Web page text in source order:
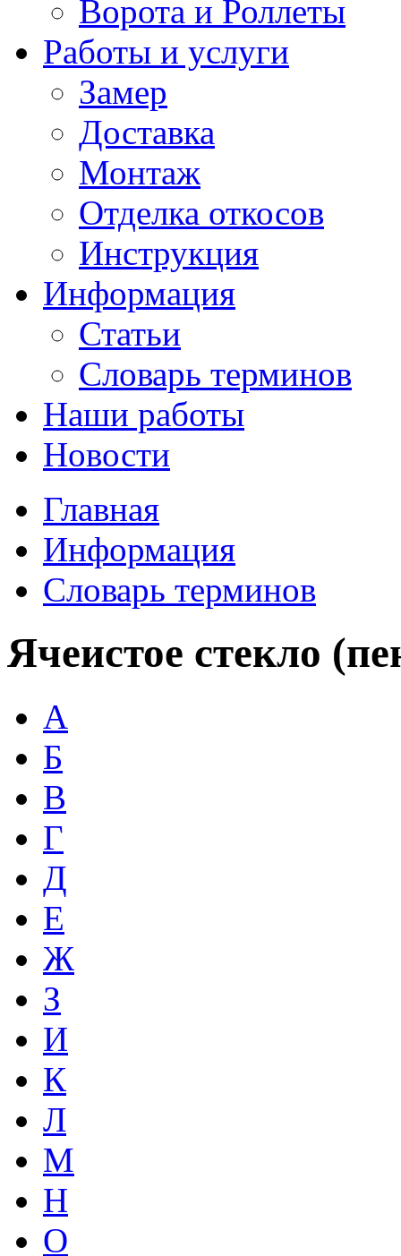
Ворота и Роллеты
Работы и услуги
Замер
Доставка
Монтаж
Отделка откосов
Инструкция
Информация
Статьи
Словарь терминов
Наши работы
Новости
Главная
Информация
Словарь терминов
Ячеистое стекло
А
Б
В
Г
Д
Е
Ж
З
И
К
Л
М
Н
О